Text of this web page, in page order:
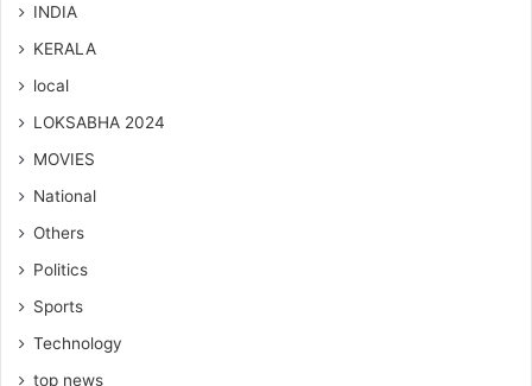
INDIA
KERALA
local
LOKSABHA 2024
MOVIES
National
Others
Politics
Sports
Technology
top news